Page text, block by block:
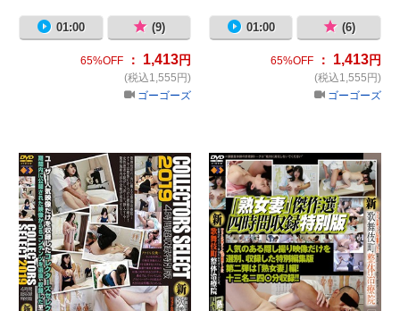
01:00 (9)
65%OFF ： 1,413円
(税込1,555円)
ゴーゴーズ
01:00 (6)
65%OFF： 1,413円
(税込1,555円)
ゴーゴーズ
新・歌舞伎町整体治療院 新